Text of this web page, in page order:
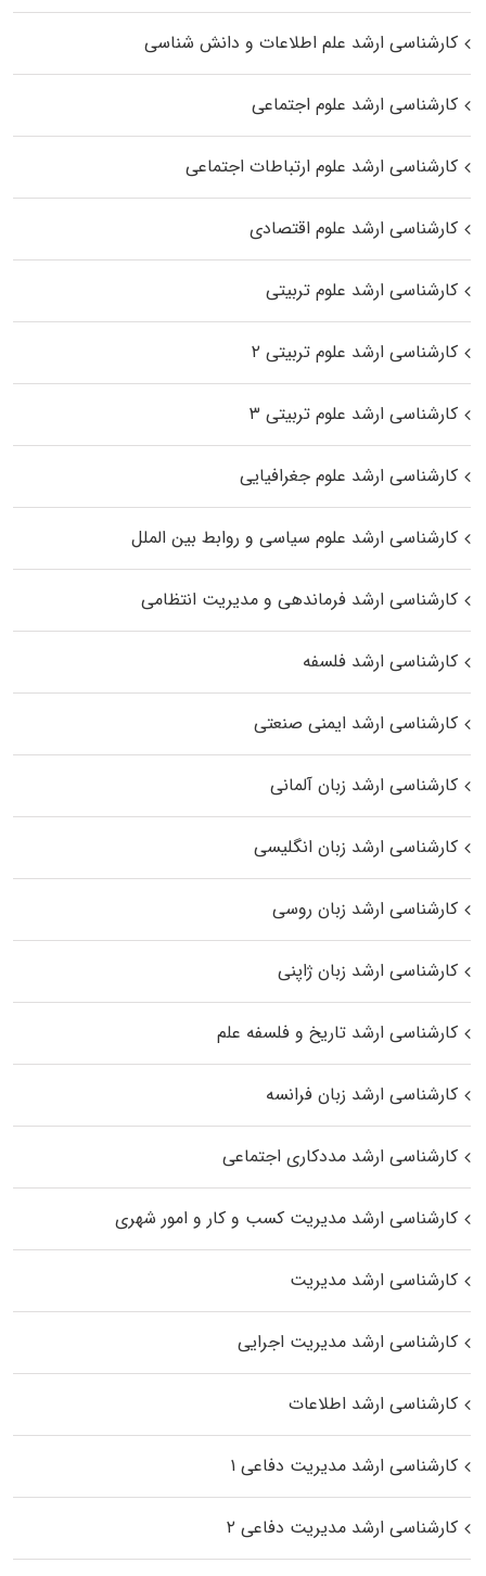
کارشناسی ارشد علم اطلاعات و دانش شناسی
کارشناسی ارشد علوم اجتماعی
کارشناسی ارشد علوم ارتباطات اجتماعی
کارشناسی ارشد علوم اقتصادی
کارشناسی ارشد علوم تربیتی
کارشناسی ارشد علوم تربیتی ۲
کارشناسی ارشد علوم تربیتی ۳
کارشناسی ارشد علوم جغرافیایی
کارشناسی ارشد علوم سیاسی و روابط بین الملل
کارشناسی ارشد فرماندهی و مدیریت انتظامی
کارشناسی ارشد فلسفه
کارشناسی ارشد ایمنی صنعتی
کارشناسی ارشد زبان آلمانی
کارشناسی ارشد زبان انگلیسی
کارشناسی ارشد زبان روسی
کارشناسی ارشد زبان ژاپنی
کارشناسی ارشد تاریخ و فلسفه علم
کارشناسی ارشد زبان فرانسه
کارشناسی ارشد مددکاری اجتماعی
کارشناسی ارشد مدیریت کسب و کار و امور شهری
کارشناسی ارشد مدیریت
کارشناسی ارشد مدیریت اجرایی
کارشناسی ارشد اطلاعات
کارشناسی ارشد مدیریت دفاعی ۱
کارشناسی ارشد مدیریت دفاعی ۲